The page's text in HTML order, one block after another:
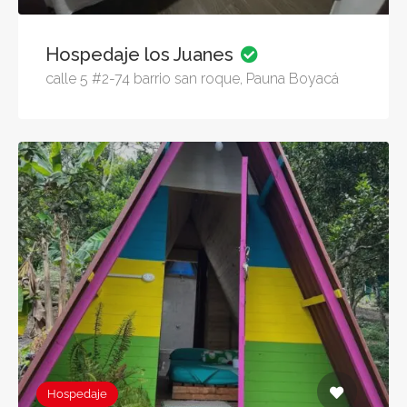
Hospedaje los Juanes
calle 5 #2-74 barrio san roque, Pauna Boyacá
Hospedaje